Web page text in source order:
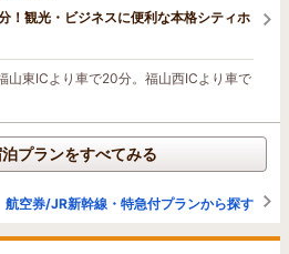
！観光・ビジネスに便利な本格シティホ
山東ICより車で20分。福山西ICより車で
プランをすべてみる
航空券/JR新幹線・特急付プランから探す